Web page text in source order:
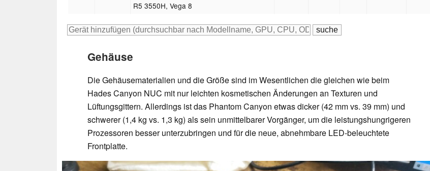
R5 3550H, Vega 8
Gehäuse
Die Gehäusematerialien und die Größe sind im Wesentlichen die gleichen wie beim
Hades Canyon NUC mit nur leichten kosmetischen Änderungen an Texturen und
Lüftungsgittern. Allerdings ist das Phantom Canyon etwas dicker (42 mm vs. 39 mm) und
schwerer (1,4 kg vs. 1,3 kg) als sein unmittelbarer Vorgänger, um die leistungshungrigeren
Prozessoren besser unterzubringen und für die neue, abnehmbare LED-beleuchtete
Frontplatte.